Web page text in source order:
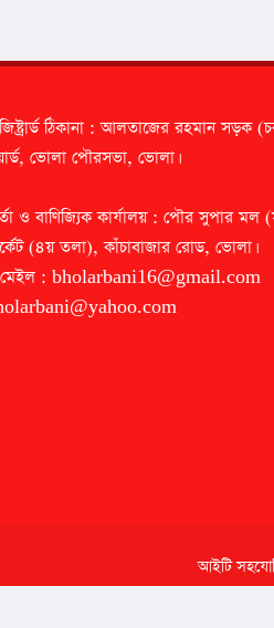
ঠিকানা : আলতাজের রহমান সড়ক
ভোলা পৌরসভা, ভোলা।
ও বাণিজ্যিক কার্যালয় : পৌর সুপার মল
(৪য় তলা), কাঁচাবাজার রোড, ভোলা।
:bholarbani16@gmail.com
আইটি